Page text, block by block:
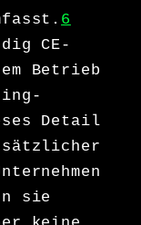
6
CE-
Betrieb
Detail
sie